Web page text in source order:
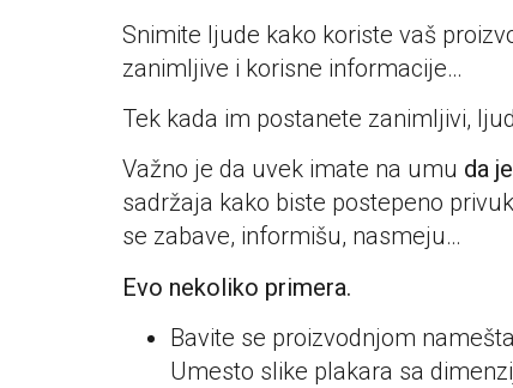
Snimite ljude kako koriste vaš
zanimljive i korisne informacije…
Tek kada im postanete zanimljivi,
Važno je da uvek imate na umu da
sadržaja kako biste postepeno
se zabave, informišu, nasmeju…
Evo nekoliko primera.
Bavite se proizvodnjom
Umesto slike plakara sa